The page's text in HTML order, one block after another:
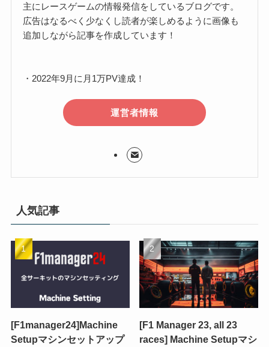
主にレースゲームの情報発信をしているブログです。
広告はなるべく少なくし読者が楽しめるように画像も
追加しながら記事を作成しています！
・2022年9月に月1万PV達成！
運営者情報
人気記事
[F1manager24]Machine
Setupマシンセットアップ
[F1 Manager 23, all 23
races] Machine Setupマシ